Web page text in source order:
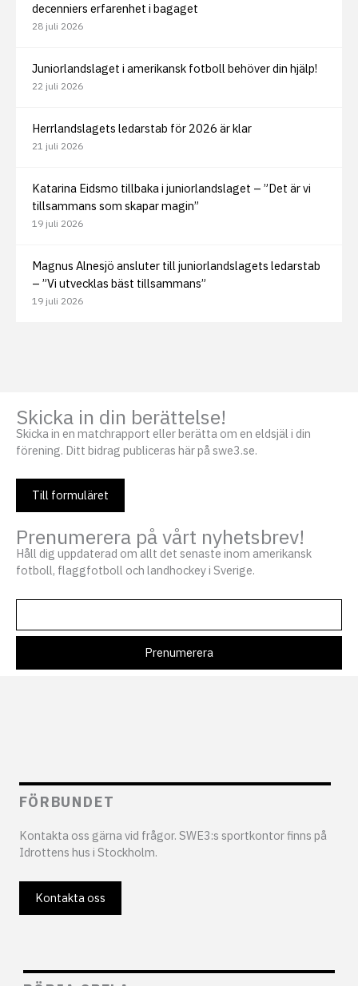
decenniers erfarenhet i bagaget
28 juli 2026
Juniorlandslaget i amerikansk fotboll behöver din hjälp!
22 juli 2026
Herrlandslagets ledarstab för 2026 är klar
21 juli 2026
Katarina Eidsmo tillbaka i juniorlandslaget – ”Det är vi
tillsammans som skapar magin”
19 juli 2026
Magnus Alnesjö ansluter till juniorlandslagets ledarstab
– ”Vi utvecklas bäst tillsammans”
19 juli 2026
Skicka in din berättelse!
Skicka in en matchrapport eller berätta om en eldsjäl i din
förening. Ditt bidrag publiceras här på swe3.se.
Till formuläret
Prenumerera på vårt nyhetsbrev!
Håll dig uppdaterad om allt det senaste inom amerikansk
fotboll, flaggfotboll och landhockey i Sverige.
FÖRBUNDET
Kontakta oss gärna vid frågor. SWE3:s sportkontor finns på
Idrottens hus i Stockholm.
Kontakta oss